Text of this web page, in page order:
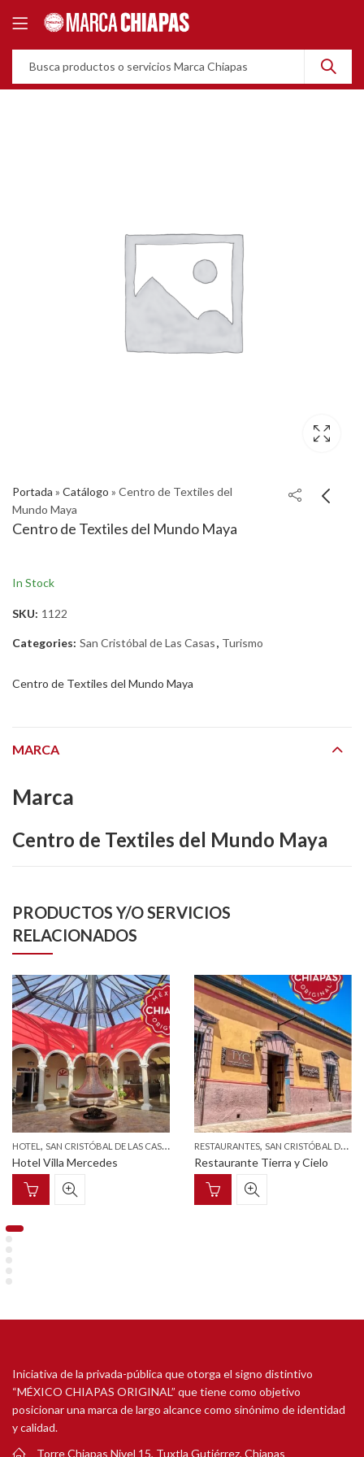
Portada » Catálogo » Centro de Textiles del
Mundo Maya
Centro de Textiles del Mundo Maya
In Stock
SKU: 1122
Categories: San Cristóbal de Las Casas, Turismo
Centro de Textiles del Mundo Maya
MARCA
Marca
Centro de Textiles del Mundo Maya
PRODUCTOS Y/O SERVICIOS
RELACIONADOS
HOTEL , SAN CRISTÓBAL DE LAS CASAS TURISMO
Hotel Villa Mercedes
RESTAURANTES, SAN CRISTÓBAL DE LAS CASAS
Restaurante Tierra y Cielo
Iniciativa de la privada-pública que otorga el signo distintivo
“MÉXICO CHIAPAS ORIGINAL” que tiene como objetivo
posicionar una marca de largo alcance como sinónimo de identidad
y calidad.
Torre Chiapas Nivel 15, Tuxtla Gutiérrez, Chiapas